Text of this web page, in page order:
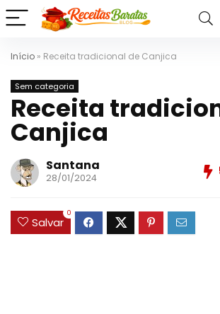
Início » Receita tradicional de Canjica
Sem categoria
Receita
Canjica
Santana
28/01/2024
Salvar
0